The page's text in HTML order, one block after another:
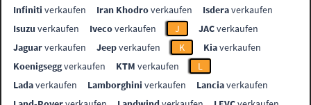
Infiniti verkaufen Iran Khodroverkaufen Isderaverkaufen
Isuzu verkaufen Ivecoverkaufen J JACverkaufen
Jaguarverkaufen Jeepverkaufen K Kiaverkaufen
Koenigseggverkaufen KTM verkaufen
L
Ladaverkaufen Lamborghini verkaufen Lanciaverkaufen